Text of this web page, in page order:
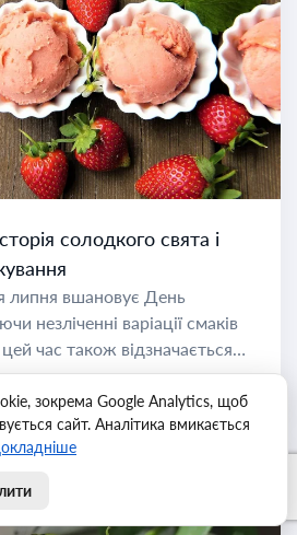
солодкого свята і
липня вшановує День
незліченні варіації смаків
час також відзначається
морозива, який дозволяє
протягом усього
зокрема Google Analytics, щоб
сайт. Аналітика вмикається